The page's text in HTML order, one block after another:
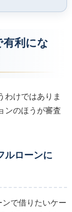
利にな
わけではありま
ンのほうが審査
ルローンに
で借りたいケー